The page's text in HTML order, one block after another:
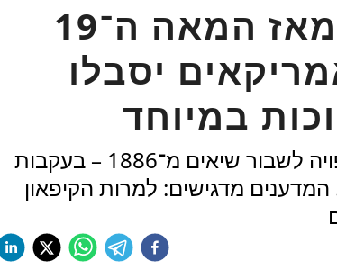
גל קור שלא היה מאז המאה ה־19
אמריקאים יסבלו
במיוחד
מסת אוויר קפואה מצפון קנדה צפויה לשבור שיאים מ־1886 – בעקבות
מדגישים: למרות הקיפאון